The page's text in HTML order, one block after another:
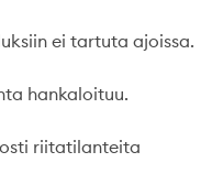
ei tartuta ajoissa.
hankaloituu.
riitatilanteita